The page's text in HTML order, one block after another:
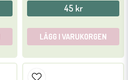
45 kr
LÄGG I VARUKORGEN